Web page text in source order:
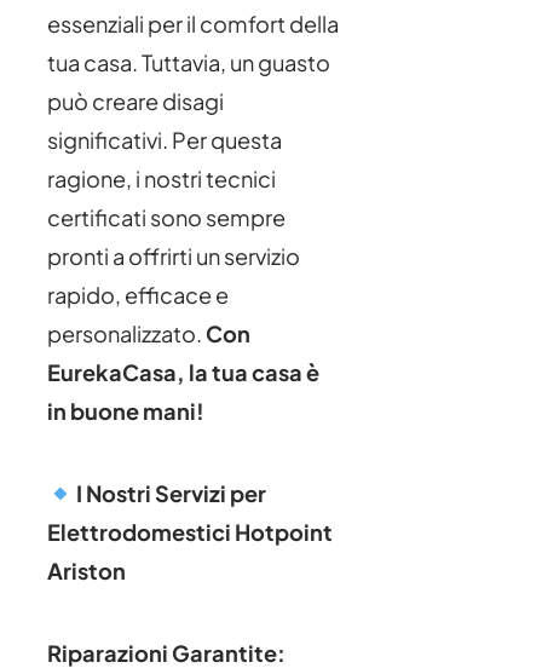
essenziali per il comfort della
tua casa. Tuttavia, un guasto
può creare disagi
significativi. Per questa
ragione, i nostri tecnici
certificati sono sempre
pronti a offrirti un servizio
rapido, efficace e
personalizzato. Con
EurekaCasa, la tua casa è
in buone mani!
I Nostri Servizi per
Elettrodomestici Hotpoint
Ariston
Riparazioni Garantite: